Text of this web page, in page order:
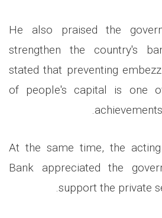
He also praised the
strengthen the country's
stated that preventing
of people's capital is one
At the same time, the
Bank appreciated the
support the private